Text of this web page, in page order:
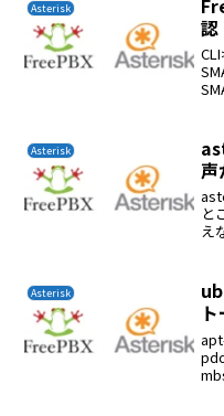
Asterisk
認
Asterisk
声
と
え
Asterisk